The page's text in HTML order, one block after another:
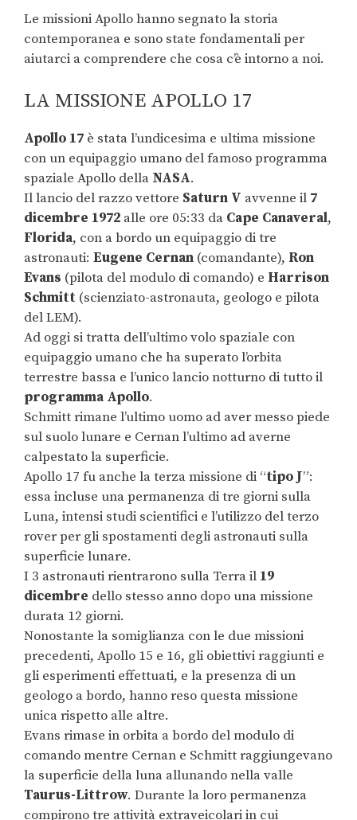
Le missioni Apollo hanno segnato la storia
contemporanea e sono state fondamentali per
aiutarci a comprendere che cosa c’è intorno a noi.
LA MISSIONE APOLLO 17
Apollo 17 è stata l’undicesima e ultima missione
con un equipaggio umano del famoso programma
spaziale Apollo della NASA.
Il lancio del razzo vettore Saturn V avvenne il 7
dicembre 1972 alle ore 05:33 da Cape Canaveral,
Florida, con a bordo un equipaggio di tre
astronauti: Eugene Cernan (comandante), Ron
Evans (pilota del modulo di comando) e Harrison
Schmitt (scienziato-astronauta, geologo e pilota
del LEM).
Ad oggi si tratta dell’ultimo volo spaziale con
equipaggio umano che ha superato l’orbita
terrestre bassa e l’unico lancio notturno di tutto il
programma Apollo.
Schmitt rimane l’ultimo uomo ad aver messo piede
sul suolo lunare e Cernan l’ultimo ad averne
calpestato la superficie.
Apollo 17 fu anche la terza missione di “tipo J”:
essa incluse una permanenza di tre giorni sulla
Luna, intensi studi scientifici e l’utilizzo del terzo
rover per gli spostamenti degli astronauti sulla
superficie lunare.
I 3 astronauti rientrarono sulla Terra il 19
dicembre dello stesso anno dopo una missione
durata 12 giorni.
Nonostante la somiglianza con le due missioni
precedenti, Apollo 15 e 16, gli obiettivi raggiunti e
gli esperimenti effettuati, e la presenza di un
geologo a bordo, hanno reso questa missione
unica rispetto alle altre.
Evans rimase in orbita a bordo del modulo di
comando mentre Cernan e Schmitt raggiungevano
la superficie della luna allunando nella valle
Taurus-Littrow. Durante la loro permanenza
compirono tre attività extraveicolari in cui